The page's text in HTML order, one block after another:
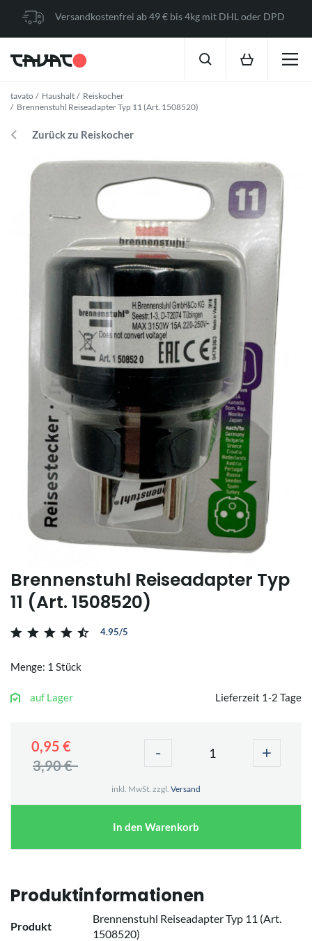
Versandkostenfrei ab 49 € bis 4kg mit DHL oder DPD
tavato Haushalt
Reiskocher
Brennenstuhl Reiseadapter Typ 11 (Art. 1508520)
Zurück zu Reiskocher
Brennenstuhl Reiseadapter Typ
11 (Art. 1508520)
4.95/5
Menge: 1 Stück
auf Lager Lieferzeit 1-2 Tage
0,95 €
3,90 €
- +
inkl. MwSt. zzgl. Versand
In den Warenkorb
Produktinformationen
Produkt
Brennenstuhl Reiseadapter Typ 11 (Art.
1508520)